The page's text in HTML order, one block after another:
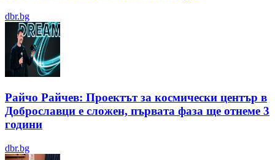
dbr.bg
Райчо Райчев: Проектът за космически център в
Доброславци е сложен, първата фаза ще отнеме 3
години
dbr.bg